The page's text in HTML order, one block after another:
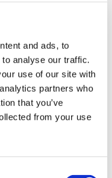
and ads, to
analyse our traffic.
use of our site with
partners who
that you’ve
from your use
3,630円(税込)
在庫：○ |181ポイント